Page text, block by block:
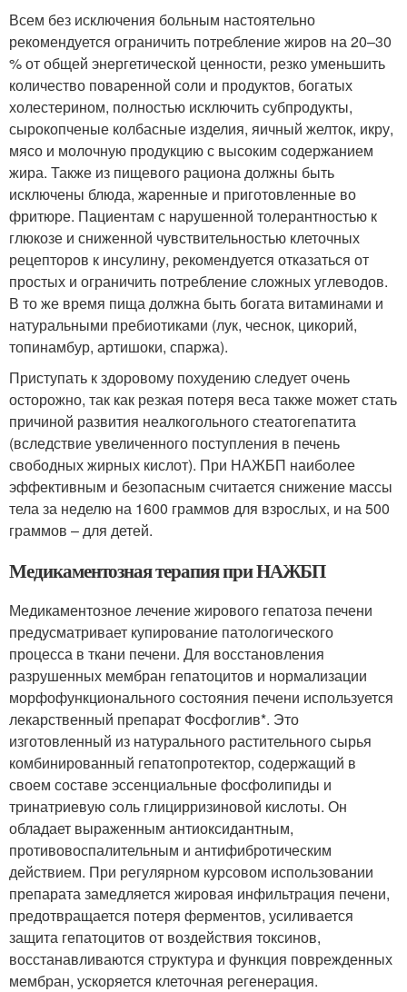
Всем без исключения больным настоятельно
рекомендуется ограничить потребление жиров на 20–30
% от общей энергетической ценности, резко уменьшить
количество поваренной соли и продуктов, богатых
холестерином, полностью исключить субпродукты,
сырокопченые колбасные изделия, яичный желток, икру,
мясо и молочную продукцию с высоким содержанием
жира. Также из пищевого рациона должны быть
исключены блюда, жаренные и приготовленные во
фритюре. Пациентам с нарушенной толерантностью к
глюкозе и сниженной чувствительностью клеточных
рецепторов к инсулину, рекомендуется отказаться от
простых и ограничить потребление сложных углеводов.
В то же время пища должна быть богата витаминами и
натуральными пребиотиками (лук, чеснок, цикорий,
топинамбур, артишоки, спаржа).
Приступать к здоровому похудению следует очень
осторожно, так как резкая потеря веса также может стать
причиной развития неалкогольного стеатогепатита
(вследствие увеличенного поступления в печень
свободных жирных кислот). При НАЖБП наиболее
эффективным и безопасным считается снижение массы
тела за неделю на 1600 граммов для взрослых, и на 500
граммов – для детей.
Медикаментозная терапия при НАЖБП
Медикаментозное лечение жирового гепатоза печени
предусматривает купирование патологического
процесса в ткани печени. Для восстановления
разрушенных мембран гепатоцитов и нормализации
морфофункционального состояния печени используется
лекарственный препарат Фосфоглив*. Это
изготовленный из натурального растительного сырья
комбинированный гепатопротектор, содержащий в
своем составе эссенциальные фосфолипиды и
тринатриевую соль глицирризиновой кислоты. Он
обладает выраженным антиоксидантным,
противовоспалительным и антифибротическим
действием. При регулярном курсовом использовании
препарата замедляется жировая инфильтрация печени,
предотвращается потеря ферментов, усиливается
защита гепатоцитов от воздействия токсинов,
восстанавливаются структура и функция поврежденных
мембран, ускоряется клеточная регенерация.